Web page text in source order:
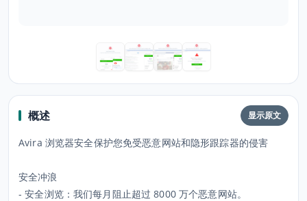
概述 显示原文
Avira 浏览器安全保护您免受恶意网站和隐形跟踪器的侵害
安全冲浪
- 安全浏览：我们每月阻止超过 8000 万个恶意网站。